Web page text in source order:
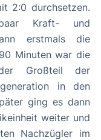
2:0 durchsetzen.
Kraft- und
erstmals die
Minuten war die
Großteil der
in den
weiter und
Nachzügler im